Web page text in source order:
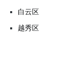
白云区
越秀区